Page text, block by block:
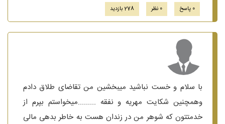
0 پاسخ
0 نظر 278 بازدید
با سلام و خست نباشید میبخشین من تقاضای طلاق دادم
وهمچنین شکایت مهریه و نفقه .........میخواستم بپرم از
خدمتتون که شوهر من در زندان هست به خاطر بدهی مالی